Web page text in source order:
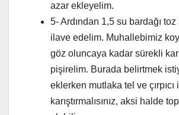
azar ekleyelim.
5- Ardından 1,5 su bardağı
ilave edelim. Muhallebimiz
göz oluncaya kadar sürekli
pişirelim. Burada belirtmek
eklerken mutlaka tel ve çırpıcı
karıştırmalısınız, aksi halde